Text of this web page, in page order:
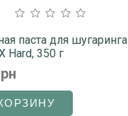
паста для шугаринга
Hard, 350 г